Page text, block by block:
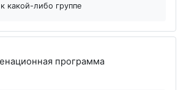
какой-либо группе
программаФайл